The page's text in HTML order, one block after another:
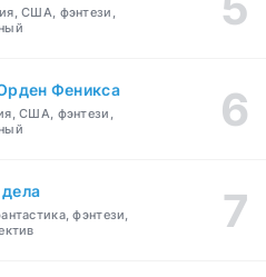
США, фэнтези,
Феникса
США, фэнтези,
фэнтези,